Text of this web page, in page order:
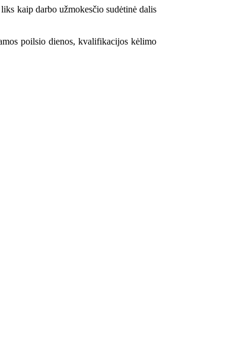
kaip darbo užmokesčio sudėtinė dalis
poilsio dienos, kvalifikacijos kėlimo